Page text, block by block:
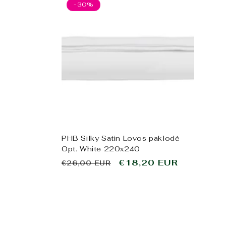
-30%
PHB Silky Satin Lovos paklodė
Opt. White 220x240
Įprasta
€26,00 EUR
Išpardavimo
€18,20 EUR